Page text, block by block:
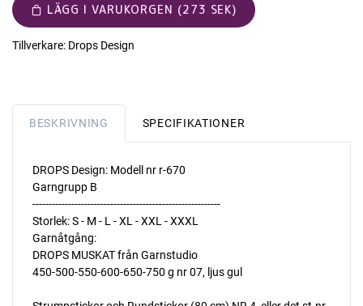
LÄGG I VARUKORGEN (273 SEK)
Tillverkare: Drops Design
BESKRIVNING SPECIFIKATIONER
DROPS Design: Modell nr r-670
Garngrupp B
----------------------------------------------------------
Storlek: S - M - L - XL - XXL - XXXL
Garnåtgång:
DROPS MUSKAT från Garnstudio
450-500-550-600-650-750 g nr 07, ljus gul